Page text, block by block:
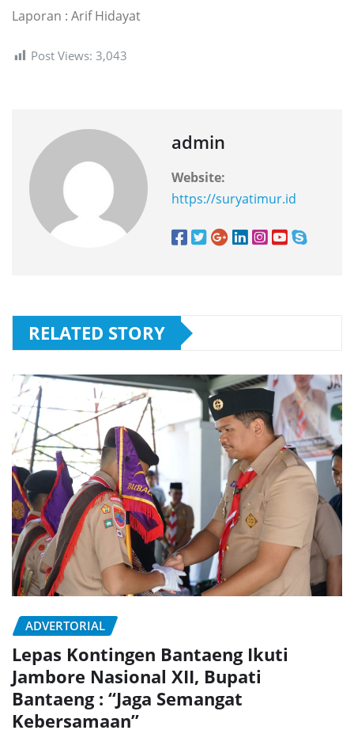
Laporan : Arif Hidayat
Post Views: 3,043
admin
Website:
https://suryatimur.id
RELATED STORY
ADVERTORIAL
Lepas Kontingen Bantaeng Ikuti
Jambore Nasional XII, Bupati
Bantaeng : “Jaga Semangat
Kebersamaan”